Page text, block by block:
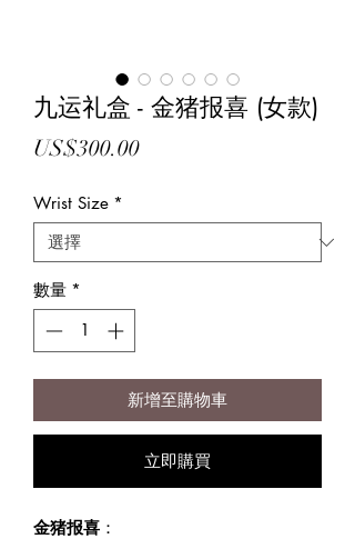
九运礼盒 - 金猪报喜 (女款)
US$300.00價
Wrist Size *
數量 *
新增至購物車
立即購買
金猪报喜 ：